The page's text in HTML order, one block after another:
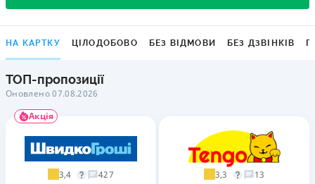
НА КАРТКУ ЦІЛОДОБОВО БЕЗ ВІДМОВИ БЕЗ ДЗВІНКІВ
ТОП-пропозиції
Оновлено 07.08.2026
Акція
3,4 427 3,3 13